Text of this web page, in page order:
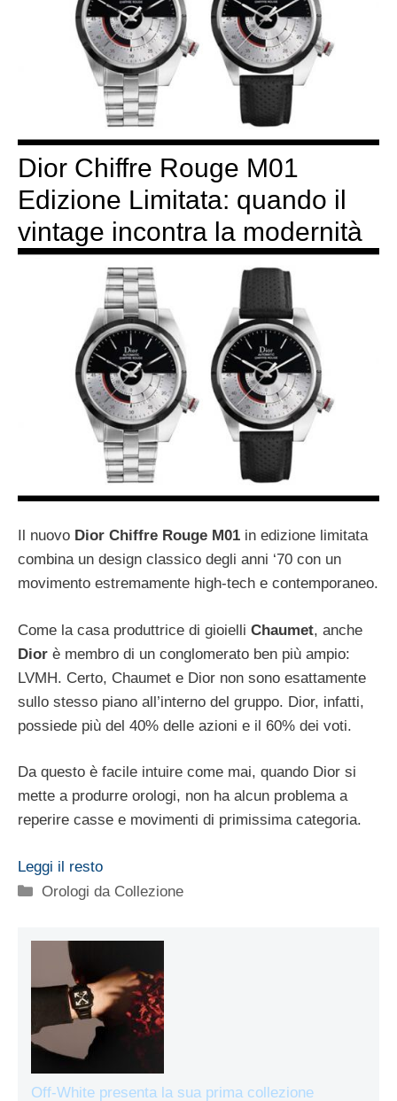
Dior Chiffre Rouge M01
Edizione Limitata: quando il
vintage incontra la modernità
Il nuovo Dior Chiffre Rouge M01 in edizione limitata
combina un design classico degli anni ‘70 con un
movimento estremamente high-tech e contemporaneo.
Come la casa produttrice di gioielli Chaumet, anche
Dior è membro di un conglomerato ben più ampio:
LVMH. Certo, Chaumet e Dior non sono esattamente
sullo stesso piano all’interno del gruppo. Dior, infatti,
possiede più del 40% delle azioni e il 60% dei voti.
Da questo è facile intuire come mai, quando Dior si
mette a produrre orologi, non ha alcun problema a
reperire casse e movimenti di primissima categoria.
Leggi il resto
Categorie
Orologi da Collezione
Off-White presenta la sua prima collezione